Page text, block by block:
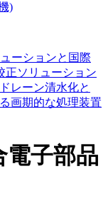
)
ーションと国際
正ソリューション
レーン清水化と
画期的な処理装置
電子部品